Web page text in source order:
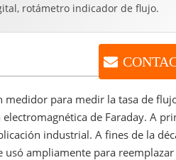
rotámetro indicador de flujo.
medidor para medir la tasa de
de Faraday. A
industrial. A fines de la
ampliamente para